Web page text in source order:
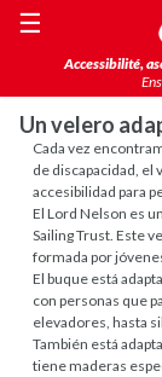
Accessibilité,
☰
Un velero
Cada vez
de discapacidad, el
accesibilidad para
El Lord Nelson es
Sailing Trust. Este
formada por
El buque está
con personas que
elevadores, hasta
También está
tiene maderas